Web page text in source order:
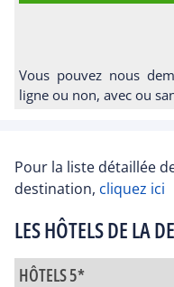
Vous pouvez nous
ligne ou non, avec ou
Pour la liste détaillée
destination, cliquez ici
LES HÔTELS DE LA
HÔTELS 5*